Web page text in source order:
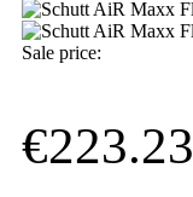
Sale price:
€223.23